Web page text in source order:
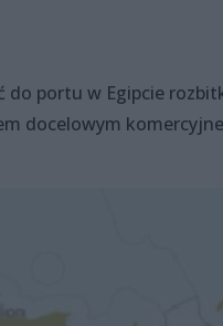
do portu w Egipcie
docelowym